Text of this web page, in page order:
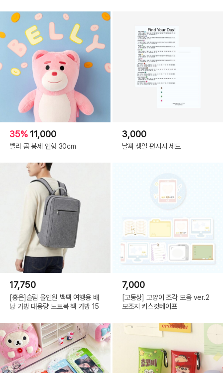
35% 11,000
벨리 곰 봉제 인형 30cm
3,000
날짜 생일 편지지 세트
17,750
[홍은]슬림 올인원 백팩 여행용 배
낭 가방 대용량 노트북 책 가방 15
7,000
[고동상] 고양이 조각 모음 ver.2
모조지 키스컷테이프